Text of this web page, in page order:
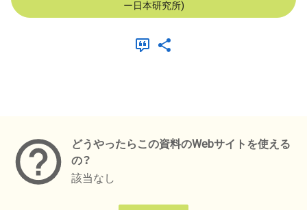
ー日本研究所)
どうやったらこの資料のWebサイトを使える
の？
該当なし